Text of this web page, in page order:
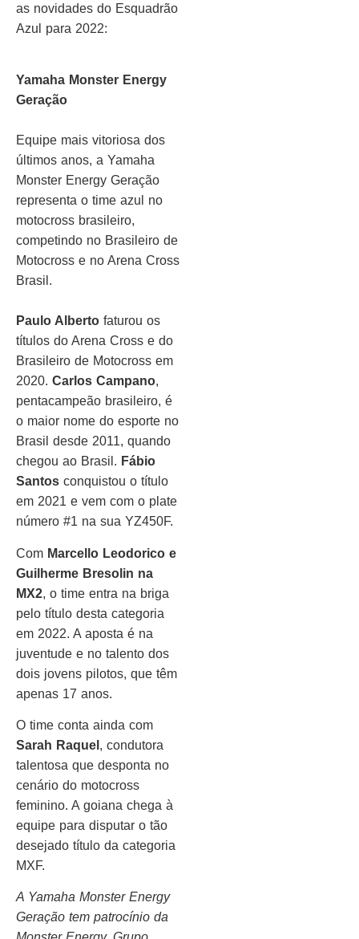
as novidades do Esquadrão
Azul para 2022:
Yamaha Monster Energy
Geração
Equipe mais vitoriosa dos
últimos anos, a Yamaha
Monster Energy Geração
representa o time azul no
motocross brasileiro,
competindo no Brasileiro de
Motocross e no Arena Cross
Brasil.
Paulo Alberto faturou os
títulos do Arena Cross e do
Brasileiro de Motocross em
2020. Carlos Campano,
pentacampeão brasileiro, é
o maior nome do esporte no
Brasil desde 2011, quando
chegou ao Brasil. Fábio
Santos conquistou o título
em 2021 e vem com o plate
número #1 na sua YZ450F.
Com Marcello Leodorico e
Guilherme Bresolin na
MX2, o time entra na briga
pelo título desta categoria
em 2022. A aposta é na
juventude e no talento dos
dois jovens pilotos, que têm
apenas 17 anos.
O time conta ainda com
Sarah Raquel , condutora
talentosa que desponta no
cenário do motocross
feminino. A goiana chega à
equipe para disputar o tão
desejado título da categoria
MXF.
A Yamaha Monster Energy
Geração tem patrocínio da